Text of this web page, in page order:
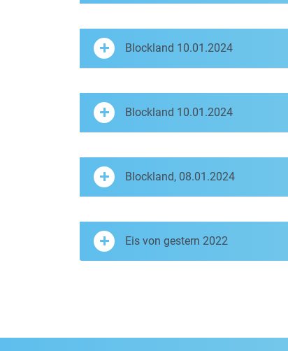
Blockland 10.01.2024
Blockland 10.01.2024
Blockland, 08.01.2024
Eis von gestern 2022